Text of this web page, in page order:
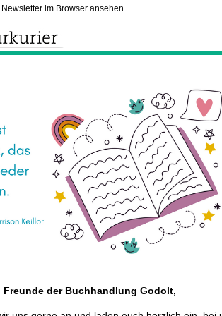
Newsletter im Browser ansehen.
der Buchhandlung Godolt,